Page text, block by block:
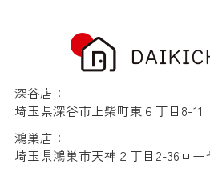
深谷店：
埼玉県深谷市上柴町東６丁目8-11
鴻巣店：
埼玉県鴻巣市天神２丁目2-36ロー